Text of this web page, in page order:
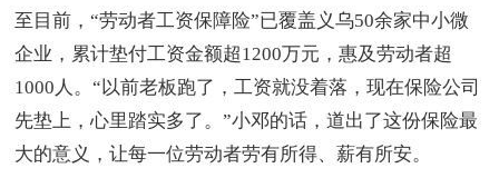
至目前，“劳动者工资保障险”已覆盖义乌50余家中小微
企业，累计垫付工资金额超1200万元，惠及劳动者超
1000人。“以前老板跑了，工资就没着落，现在保险公司
先垫上，心里踏实多了。”小邓的话，道出了这份保险最
大的意义，让每一位劳动者劳有所得、薪有所安。